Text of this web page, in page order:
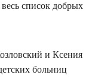
список добрых